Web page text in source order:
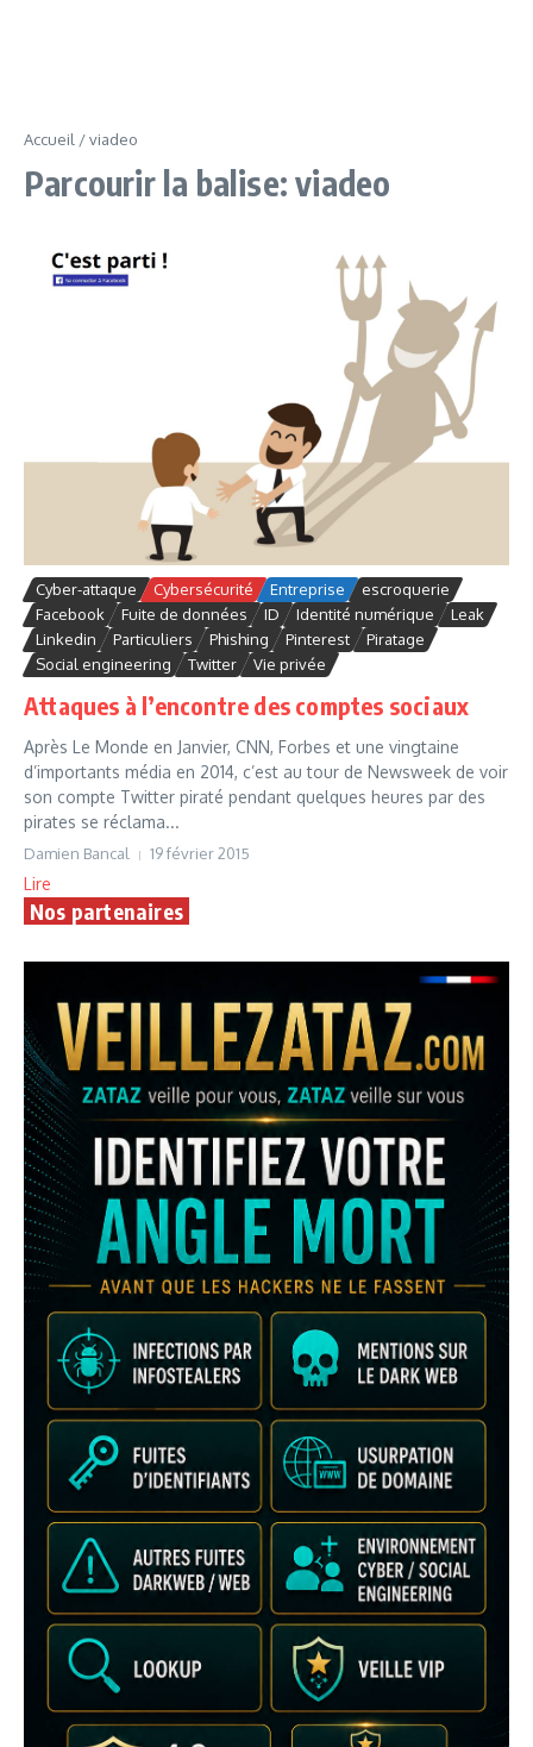
Accueil /viadeo
Parcourir la balise: viadeo
Cyber-attaque Cybersécurité Entreprise
escroquerie
Facebook
Fuite de données ID Identité numérique
Leak
Linkedin
Particuliers Phishing Pinterest
Piratage
Social engineering
Twitter Vie privée
Attaques à l’encontre des comptes sociaux
Après Le Monde en Janvier, CNN, Forbes et une vingtaine
d’importants média en 2014, c’est au tour de Newsweek de voir
son compte Twitter piraté pendant quelques heures par des
pirates se réclama...
Damien Bancal 19 février 2015
Lire
Nos partenaires